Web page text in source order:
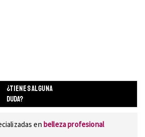
¿TIENES ALGUNA
DUDA?
en belleza profesional